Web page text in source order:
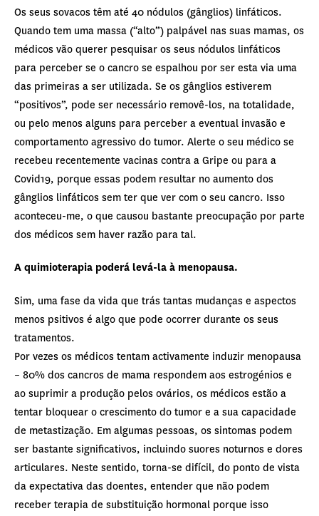
Os seus sovacos têm até 40 nódulos (gânglios) linfáticos.
Quando tem uma massa (“alto”) palpável nas suas mamas, os
médicos vão querer pesquisar os seus nódulos linfáticos
para perceber se o cancro se espalhou por ser esta via uma
das primeiras a ser utilizada. Se os gânglios estiverem
“positivos”, pode ser necessário removê-los, na totalidade,
ou pelo menos alguns para perceber a eventual invasão e
comportamento agressivo do tumor. Alerte o seu médico se
recebeu recentemente vacinas contra a Gripe ou para a
Covid19, porque essas podem resultar no aumento dos
gânglios linfáticos sem ter que ver com o seu cancro. Isso
aconteceu-me, o que causou bastante preocupação por parte
dos médicos sem haver razão para tal.
A quimioterapia poderá levá-la à menopausa.
Sim, uma fase da vida que trás tantas mudanças e aspectos
menos psitivos é algo que pode ocorrer durante os seus
tratamentos.
Por vezes os médicos tentam activamente induzir menopausa
– 80% dos cancros de mama respondem aos estrogénios e
ao suprimir a produção pelos ovários, os médicos estão a
tentar bloquear o crescimento do tumor e a sua capacidade
de metastização. Em algumas pessoas, os sintomas podem
ser bastante significativos, incluindo suores noturnos e dores
articulares. Neste sentido, torna-se difícil, do ponto de vista
da expectativa das doentes, entender que não podem
receber terapia de substituição hormonal porque isso